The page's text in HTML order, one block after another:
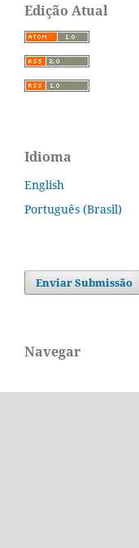
Edição Atual
Idioma
English
Português (Brasil)
Enviar Submissão
Navegar